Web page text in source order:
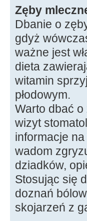
Zęby
Dbanie o
gdyż
ważne jest
dieta
witamin
płodowym.
Warto dbać
wizyt
informacje
wadom
dziadków,
Stosując się
doznań
skojarzeń z